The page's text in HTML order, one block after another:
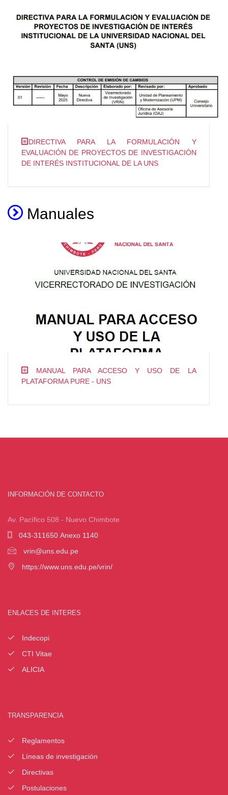
DIRECTIVA PARA LA FORMULACIÓN Y
EVALUACIÓN DE PROYECTOS DE INVESTIGACIÓN
DE INTERÉS INSTITUCIONAL DE LA UNS
Manuales
MANUAL PARA ACCESO Y USO DE LA
PLATAFORMA PURE - UNS
INFORMACIÓN DE CONTACTO
Av. Pacífico 508 - Nuevo Chimbote
043-311650 Anexo 1140
vrin@uns.edu.pe
https://www.uns.edu.pe/vrin/
ENLACES DE INTERES
Indecopi
CTI Vitae
ALICIA
TRANSPARENCIA
Reglamentos
Líneas de investigación
Directivas
Postulaciones